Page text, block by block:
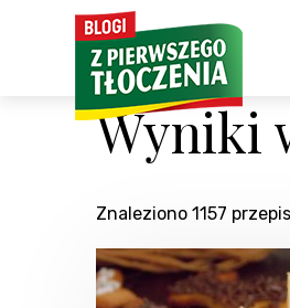
Wyniki
Znaleziono 1157